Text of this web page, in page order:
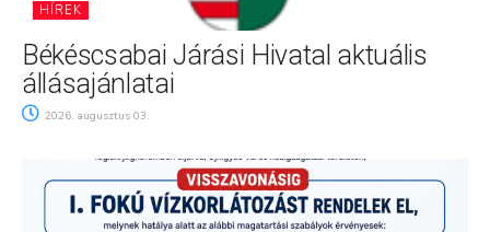
HÍREK
Békéscsabai Járási Hivatal aktuális
állásajánlatai
2026. augusztus 03.